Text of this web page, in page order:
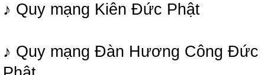
♪ Quy mạng Kiên Đức Phật
♪ Quy mạng Đàn Hương Công Đức